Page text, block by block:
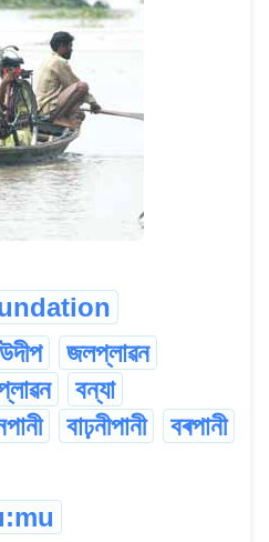
উদীপ
জলপ্লাৱন
বন্যা
বাঢ়নীপানী বৰপানী